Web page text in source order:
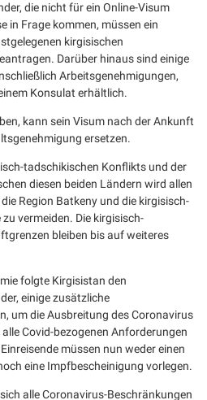
die nicht für ein Online-Visum
in Frage kommen, müssen ein
kirgisischen
Darüber hinaus sind einige
Arbeitsgenehmigungen,
Konsulat erhältlich.
kann sein Visum nach der Ankunft
ersetzen.
tadschikischen Konflikts und der
diesen beiden Ländern wird allen
Region Batkeny und die kirgisisch-
vermeiden. Die kirgisisch-
bleiben bis auf weiteres
folgte Kirgisistan den
einige zusätzliche
um die Ausbreitung des Coronavirus
Covid-bezogenen Anforderungen
müssen nun weder einen
eine Impfbescheinigung vorlegen.
alle Coronavirus-Beschränkungen